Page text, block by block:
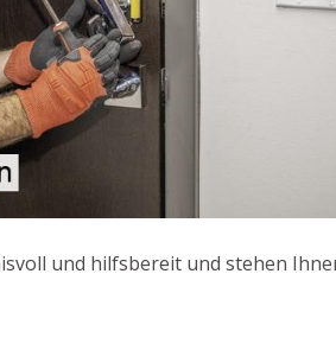
und hilfsbereit und stehen